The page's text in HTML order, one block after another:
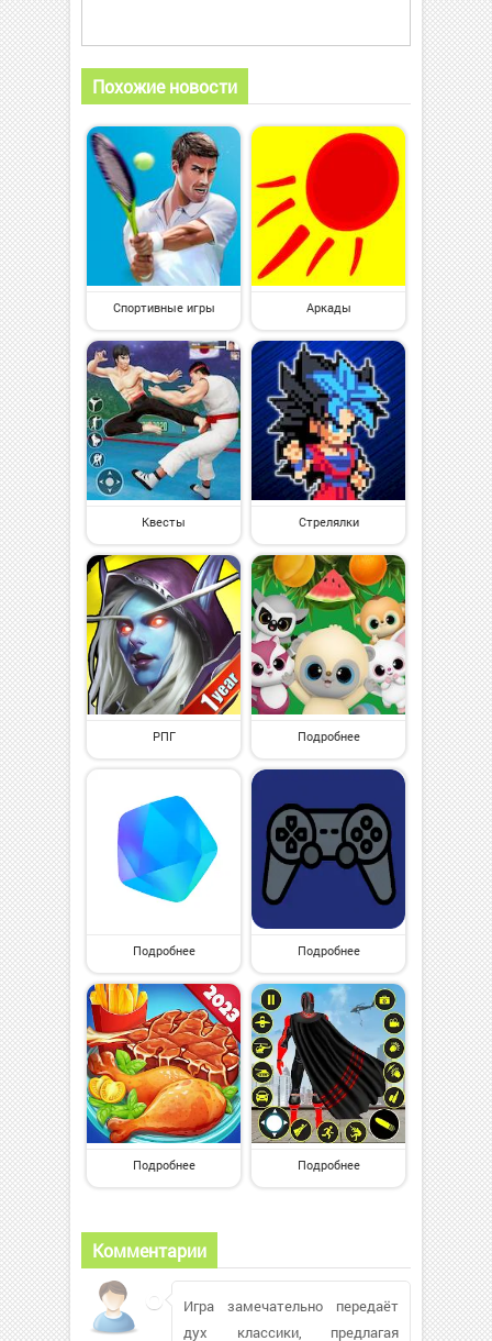
Похожие новости
Спортивные игры Аркады
Квесты Стрелялки
РПГ Подробнее
Подробнее Подробнее
Подробнее Подробнее
Комментарии
Игра замечательно передаёт
дух классики, предлагая